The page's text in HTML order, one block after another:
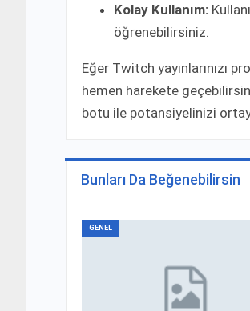
Kolay Kullanım:
öğrenebilirsiniz.
Eğer Twitch yayınlarınızı
hemen harekete
botu ile potansiyelinizi
Bunları Da Beğenebilirsin
GENEL